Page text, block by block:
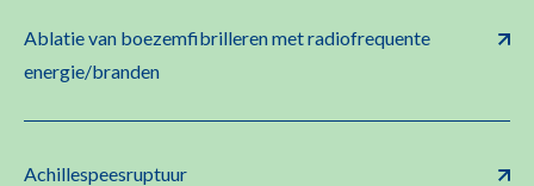
Ablatie van boezemfibrilleren met radiofrequente
energie/branden
Achillespeesruptuur